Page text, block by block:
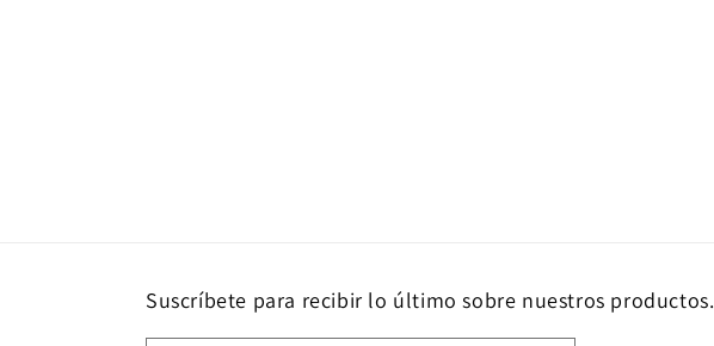
Suscríbete para recibir lo último sobre nuestros productos.